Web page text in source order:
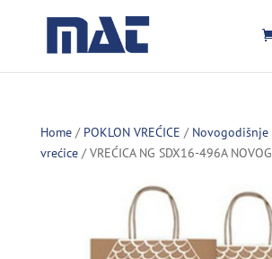
Home/ POKLON VREĆICE / Novogodišnje
vrećice/ VREĆICA NG SDX16-496A NOVOG